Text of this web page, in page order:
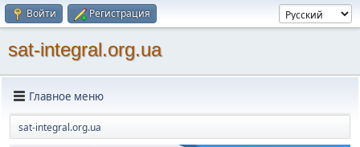
Войти Регистрация
sat-integral.org.ua
Главное меню
sat-integral.org.ua